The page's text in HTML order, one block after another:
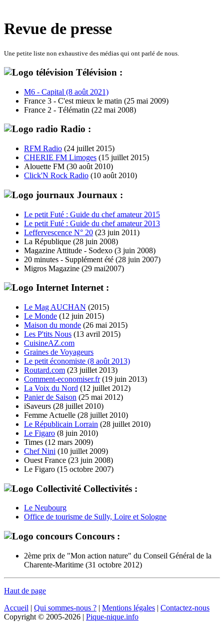
Revue de presse
Une petite liste non exhaustive des médias qui ont parlé de nous.
Télévision :
M6 - Capital (8 août 2021)
France 3 - C'est mieux le matin (25 mai 2009)
France 2 - Télématin (22 mai 2008)
Radio :
RFM Radio (24 juillet 2015)
CHERIE FM Limoges (15 juillet 2015)
Alouette FM (30 août 2010)
Click'N Rock Radio (10 août 2010)
Journaux :
Le petit Futé : Guide du chef amateur 2015
Le petit Futé : Guide du chef amateur 2013
Leffervescence N° 20 (23 juin 2011)
La République (28 juin 2008)
Magazine Attitude - Sodexo (3 juin 2008)
20 minutes - Supplément été (28 juin 2007)
Migros Magazine (29 mai2007)
Internet :
Le Mag AUCHAN (2015)
Le Monde (12 juin 2015)
Maison du monde (26 mai 2015)
Les P'tits Nous (13 avril 2015)
CuisineAZ.com
Graines de Voyageurs
Le petit économiste (8 août 2013)
Routard.com (23 juillet 2013)
Comment-economiser.fr(19 juin 2013)
La Voix du Nord (12 juillet 2012)
Panier de Saison (25 mai 2012)
iSaveurs (28 juillet 2010)
Femme Actuelle (28 juillet 2010)
Le Républicain Lorrain (28 juillet 2010)
Le Figaro (8 juin 2010)
Times (12 mars 2009)
Chef Nini (10 juillet 2009)
Ouest France (23 juin 2008)
Le Figaro (15 octobre 2007)
Collectivités :
Le Neubourg
Office de tourisme de Sully, Loire et Sologne
Concours :
2ème prix de "Mon action nature" du Conseil Général de la
Charente-Maritime (31 octobre 2012)
Haut de page
Accueil | Qui sommes-nous ? | Mentions légales | Contactez-nous
Copyright © 2005-2026 | Pique-nique.info